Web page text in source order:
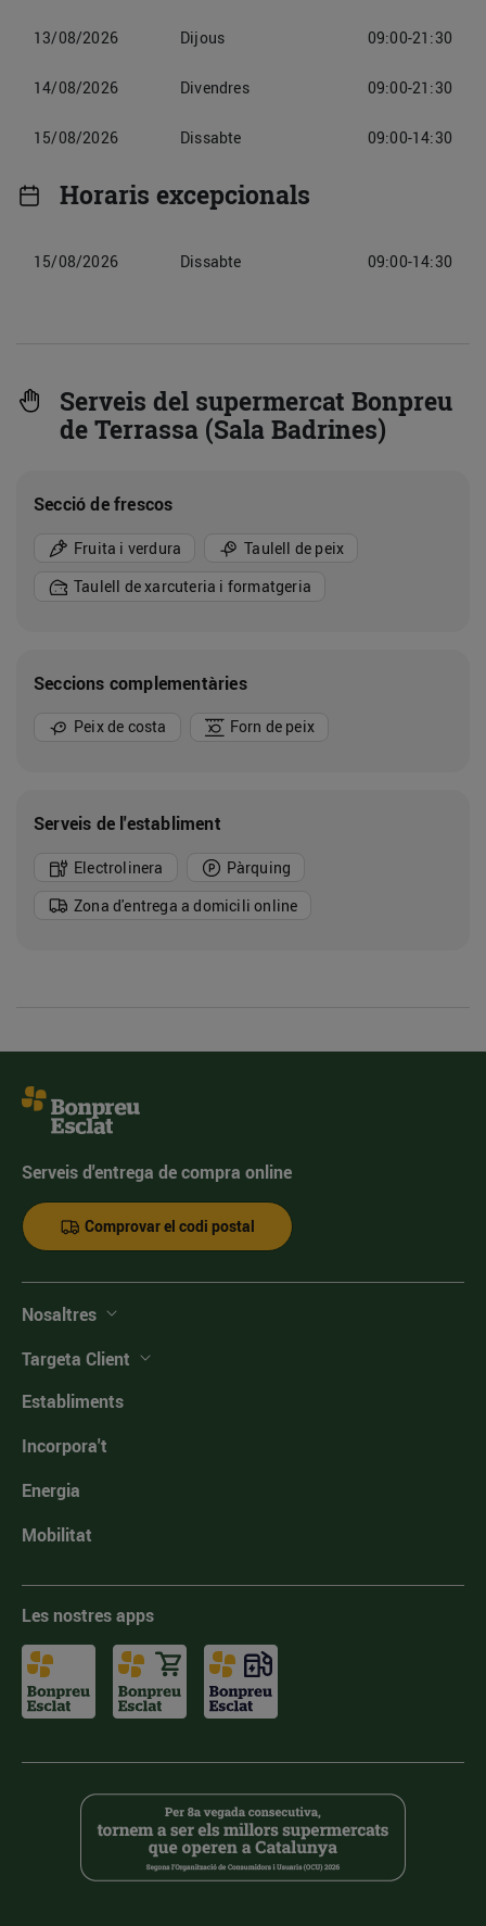
13/08/2026 Dijous 09:00-21:30
14/08/2026 Divendres 09:00-21:30
15/08/2026 Dissabte 09:00-14:30
Horaris excepcionals
15/08/2026 Dissabte 09:00-14:30
Serveis del supermercat Bonpreu
de Terrassa (Sala Badrines)
Secció de frescos
Fruita i verdura
Taulell de peix
Taulell de xarcuteria i formatgeria
Seccions complementàries
Peix de costa Forn de peix
Serveis de l'establiment
Electrolinera
Pàrquing
Zona d'entrega a domicili online
Serveis d'entrega de compra online
Comprovar el codi postal
Nosaltres
Targeta Client
Establiments
Incorpora't
Energia
Mobilitat
Les nostres apps